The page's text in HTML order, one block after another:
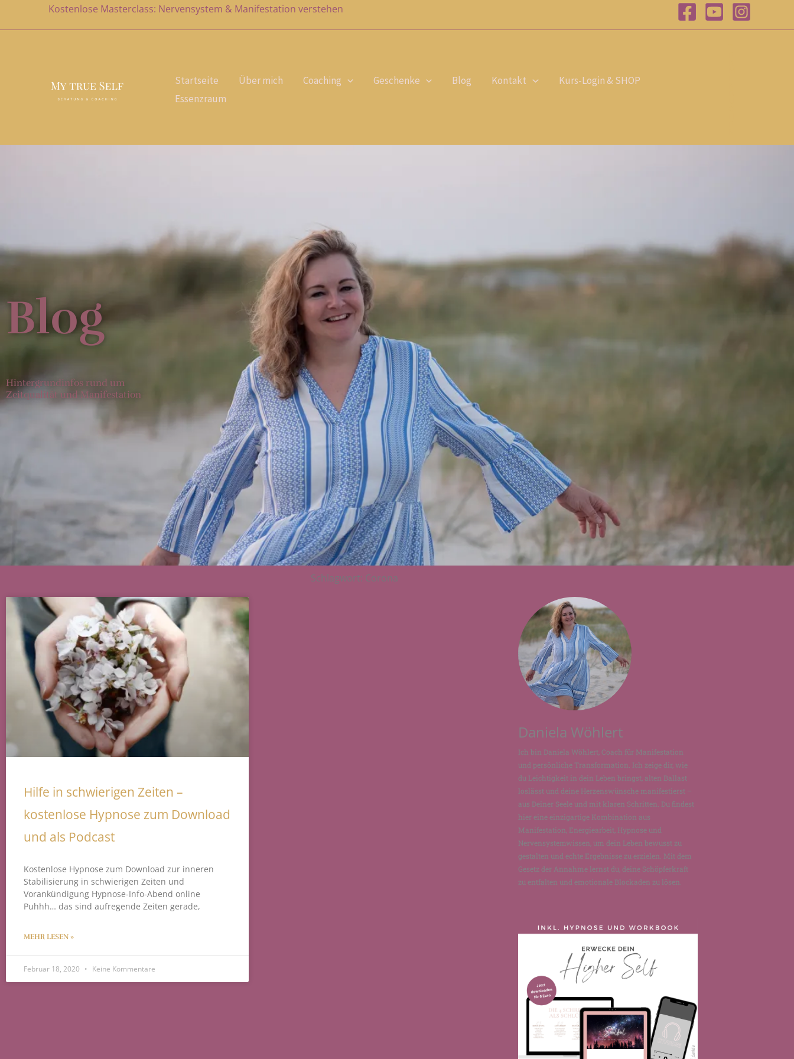
Kostenlose Masterclass: Nervensystem & Manifestation verstehen
Startseite Über mich Coaching Geschenke Blog Kontakt
Kurs-Login & SHOP
Essenzraum
Blog
Hintergrundinfos rund um
Zeitqualität und Manifestation
Schlagwort: Corona
Hilfe in schwierigen Zeiten –
kostenlose Hypnose zum Download
und als Podcast
Kostenlose Hypnose zum Download zur inneren
Stabilisierung in schwierigen Zeiten und
Vorankündigung Hypnose-Info-Abend online
Puhhh… das sind aufregende Zeiten gerade,
MEHR LESEN »
Februar 18, 2020 Keine Kommentare
Daniela Wöhlert
Ich bin Daniela Wöhlert, Coach für Manifestation
und persönliche Transformation. Ich zeige dir, wie
du Leichtigkeit in dein Leben bringst, alten Ballast
loslässt und deine Herzenswünsche manifestierst –
aus Deiner Seele und mit klaren Schritten. Du findest
hier eine einzigartige Kombination aus
Manifestation, Energiearbeit, Hypnose und
Nervensystemwissen, um dein Leben bewusst zu
gestalten und echte Ergebnisse zu erzielen. Mit dem
Gesetz der Annahme lernst du, deine Schöpferkraft
zu entfalten und emotionale Blockaden zu lösen.